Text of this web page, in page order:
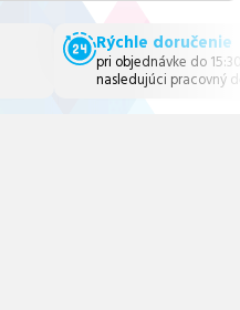
Rýchle doručenie
pri objednávke do
nasledujúci pracovný